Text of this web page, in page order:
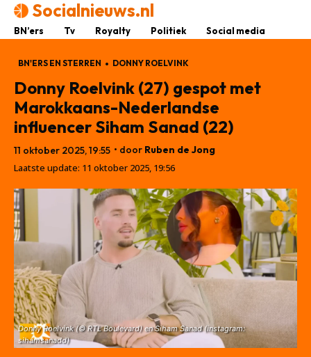
Socialnieuws.nl
BN’ers Tv Royalty Politiek Social media
BN'ERS EN STERREN DONNY ROELVINK
Donny Roelvink (27) gespot met
Marokkaans-Nederlandse
influencer Siham Sanad (22)
11 oktober 2025, 19:55 • door Ruben de Jong
Laatste update: 11 oktober 2025, 19:56
Donny Roelvink (© RTL Boulevard) en Siham Sanad (instagram:
sihamsanadd)